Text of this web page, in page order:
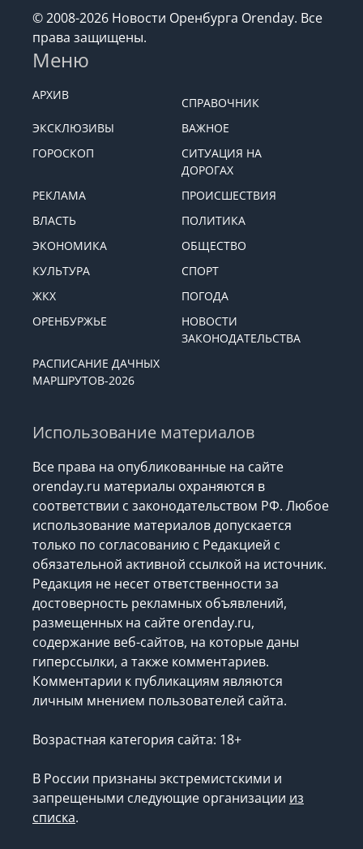
© 2008-2026 Новости Оренбурга Orenday. Все
права защищены.
Меню
АРХИВ
СПРАВОЧНИК
ЭКСКЛЮЗИВЫ
ВАЖНОЕ
ГОРОСКОП
СИТУАЦИЯ НА
ДОРОГАХ
РЕКЛАМА
ПРОИСШЕСТВИЯ
ВЛАСТЬ
ПОЛИТИКА
ЭКОНОМИКА
ОБЩЕСТВО
КУЛЬТУРА
СПОРТ
ЖКХ
ПОГОДА
ОРЕНБУРЖЬЕ
НОВОСТИ
ЗАКОНОДАТЕЛЬСТВА
РАСПИСАНИЕ ДАЧНЫХ
МАРШРУТОВ-2026
Использование материалов
Все права на опубликованные на сайте
orenday.ru материалы охраняются в
соответствии с законодательством РФ. Любое
использование материалов допускается
только по согласованию с Редакцией с
обязательной активной ссылкой на источник.
Редакция не несет ответственности за
достоверность рекламных объявлений,
размещенных на сайте orenday.ru,
содержание веб-сайтов, на которые даны
гиперссылки, а также комментариев.
Комментарии к публикациям являются
личным мнением пользователей сайта.
Возрастная категория сайта: 18+
В России признаны экстремистскими и
запрещеными следующие организации из
списка.